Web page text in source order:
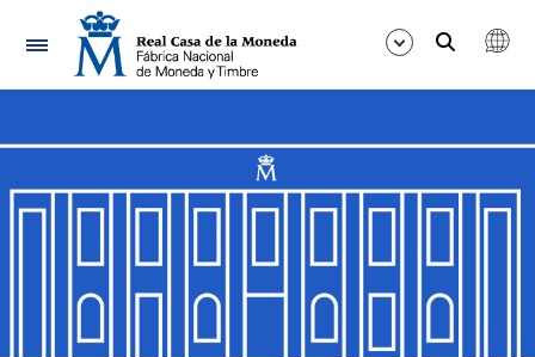
Navegación
Mostrar/Ocultar
Mostrar/Ocultar
Mostrar/Ocultar